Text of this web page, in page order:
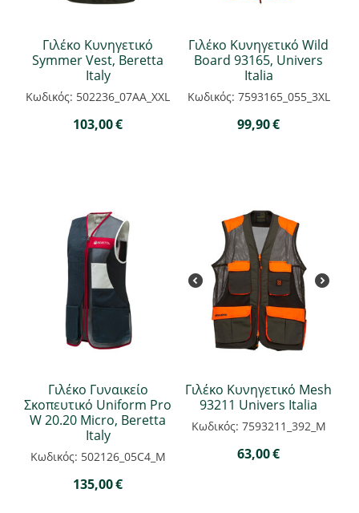
Γιλέκο Κυνηγετικό
Symmer Vest, Beretta
Italy
Κωδικός: 502236_07AA_XXL
103,00€
Γιλέκο Κυνηγετικό Wild
Board 93165, Univers
Italia
Κωδικός: 7593165_055_3XL
99,90€
Γιλέκο Γυναικείο
Σκοπευτικό Uniform Pro
W 20.20 Micro, Beretta
Italy
Κωδικός: 502126_05C4_M
135,00€
Γιλέκο Κυνηγετικό Mesh
93211 Univers Italia
Κωδικός: 7593211_392_M
63,00€